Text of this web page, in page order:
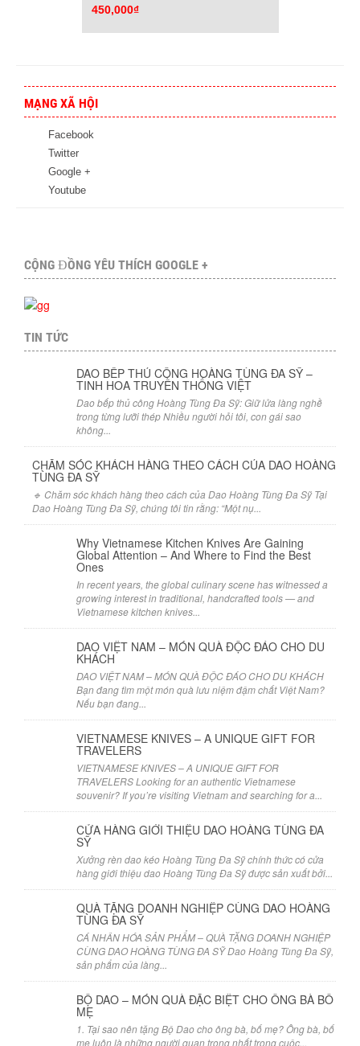
450,000₫
MẠNG XÃ HỘI
Facebook
Twitter
Google +
Youtube
CỘNG ĐỒNG YÊU THÍCH GOOGLE +
TIN TỨC
DAO BẾP THỦ CÔNG HOÀNG TÙNG ĐA SỸ –
TINH HOA TRUYỀN THỐNG VIỆT
Dao bếp thủ công Hoàng Tùng Đa Sỹ: Giữ lửa làng nghề
trong từng lưỡi thép Nhiều người hỏi tôi, con gái sao
không...
CHĂM SÓC KHÁCH HÀNG THEO CÁCH CỦA DAO HOÀNG
TÙNG ĐA SỸ
🔹 Chăm sóc khách hàng theo cách của Dao Hoàng Tùng Đa Sỹ Tại
Dao Hoàng Tùng Đa Sỹ, chúng tôi tin rằng: “Một nụ...
Why Vietnamese Kitchen Knives Are Gaining
Global Attention – And Where to Find the Best
Ones
In recent years, the global culinary scene has witnessed a
growing interest in traditional, handcrafted tools — and
Vietnamese kitchen knives...
DAO VIỆT NAM – MÓN QUÀ ĐỘC ĐÁO CHO DU
KHÁCH
DAO VIỆT NAM – MÓN QUÀ ĐỘC ĐÁO CHO DU KHÁCH
Bạn đang tìm một món quà lưu niệm đậm chất Việt Nam?
Nếu bạn đang...
VIETNAMESE KNIVES – A UNIQUE GIFT FOR
TRAVELERS
VIETNAMESE KNIVES – A UNIQUE GIFT FOR
TRAVELERS Looking for an authentic Vietnamese
souvenir? If you’re visiting Vietnam and searching for a...
CỬA HÀNG GIỚI THIỆU DAO HOÀNG TÙNG ĐA
SỸ
Xưởng rèn dao kéo Hoàng Tùng Đa Sỹ chính thức có cửa
hàng giới thiệu dao Hoàng Tùng Đa Sỹ được sản xuất bởi...
QUÀ TẶNG DOANH NGHIỆP CÙNG DAO HOÀNG
TÙNG ĐA SỸ
CÁ NHÂN HÓA SẢN PHẨM – QUÀ TẶNG DOANH NGHIỆP
CÙNG DAO HOÀNG TÙNG ĐA SỸ Dao Hoàng Tùng Đa Sỹ,
sản phẩm của làng...
BỘ DAO – MÓN QUÀ ĐẶC BIỆT CHO ÔNG BÀ BỐ
MẸ
1. Tại sao nên tặng Bộ Dao cho ông bà, bố mẹ? Ông bà, bố
mẹ luôn là những người quan trọng nhất trong cuộc...